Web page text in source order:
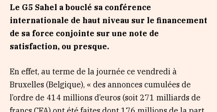
Le G5 Sahel a bouclé sa conférence
internationale de haut niveau sur le financement
de sa force conjointe sur une note de
satisfaction, ou presque.
En effet, au terme de la journée ce vendredi à
Bruxelles (Belgique), « des annonces cumulées de
l’ordre de 414 millions d’euros (soit 271 milliards de